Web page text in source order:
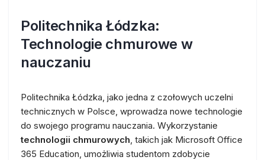
Politechnika Łódzka:
Technologie chmurowe w
nauczaniu
Politechnika Łódzka, jako jedna z czołowych uczelni
technicznych w Polsce, wprowadza nowe technologie
do swojego programu nauczania. Wykorzystanie
technologii chmurowych, takich jak Microsoft Office
365 Education, umożliwia studentom zdobycie